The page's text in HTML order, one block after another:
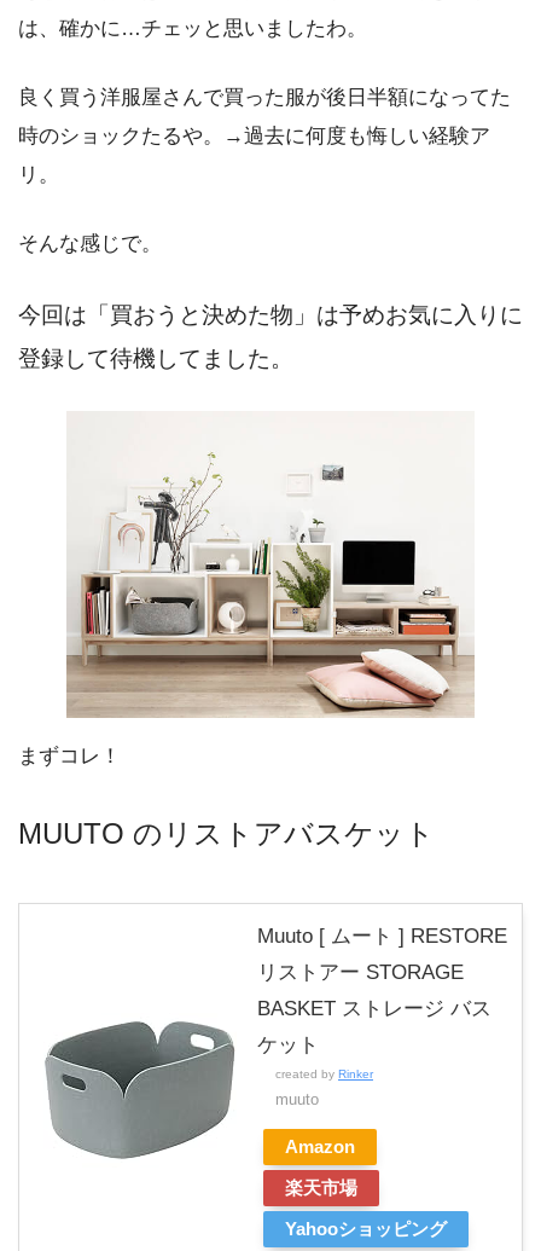
は、確かに…チェッと思いましたわ。
良く買う洋服屋さんで買った服が後日半額になってた
時のショックたるや。→過去に何度も悔しい経験ア
リ。
そんな感じで。
今回は「買おうと決めた物」は予めお気に入りに
登録して待機してました。
まずコレ！
MUUTO のリストアバスケット
Muuto [ ムート ] RESTORE
リストアー STORAGE
BASKET ストレージ バス
ケット
created by Rinker
muuto
Amazon
楽天市場
Yahooショッピング